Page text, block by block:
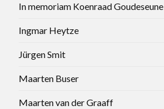
In memoriam Koenraad Goudeseune
Ingmar Heytze
Jürgen Smit
Maarten Buser
Maarten van der Graaff